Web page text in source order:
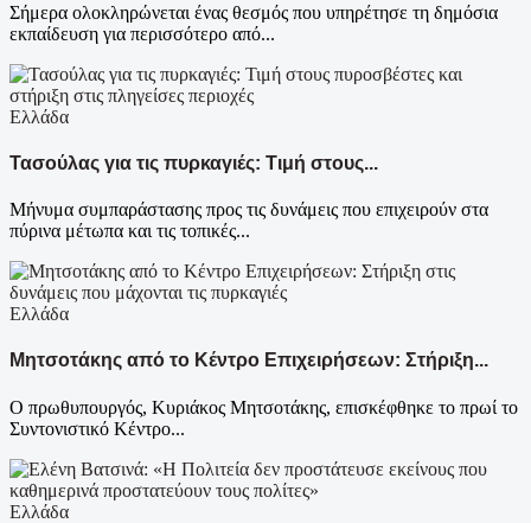
Σήμερα ολοκληρώνεται ένας θεσμός που υπηρέτησε τη δημόσια
εκπαίδευση για περισσότερο από...
Ελλάδα
Τασούλας για τις πυρκαγιές: Τιμή στους...
Μήνυμα συμπαράστασης προς τις δυνάμεις που επιχειρούν στα
πύρινα μέτωπα και τις τοπικές...
Ελλάδα
Μητσοτάκης από το Κέντρο Επιχειρήσεων: Στήριξη...
Ο πρωθυπουργός, Κυριάκος Μητσοτάκης, επισκέφθηκε το πρωί το
Συντονιστικό Κέντρο...
Ελλάδα